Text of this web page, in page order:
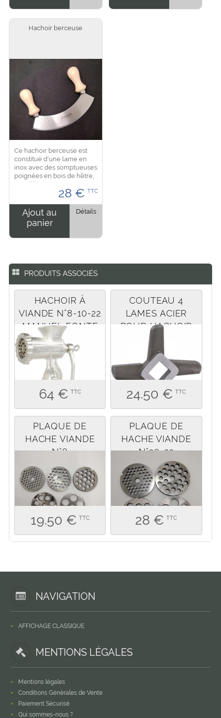
Hachoir berceuse
Ce hachoir berceuse est
constitué d'une lame en
inox avec des somptueuses
poignées en bois de hêtre,
une découpe nette et
précise. Dimension : lame
28 € TTC
Ajout au
panier
Détails
PRODUITS ASSOCIÉS
HACHOIR À
VIANDE N°8-10-22
MANUEL FONTE
64 € TTC
COUTEAU 4
LAMES ACIER
POUR HACHOIR
24.50 € TTC
PLAQUE DE
HACHE VIANDE
N°8
19.50 € TTC
PLAQUE DE
HACHE VIANDE
N°20-22
28 € TTC
NAVIGATION
AFFICHAGE CLASSIQUE
MENTIONS LÉGALES
Mentions légales
Conditions Générales de Vente
Paiement Sécurisé
Qui sommes-nous ?